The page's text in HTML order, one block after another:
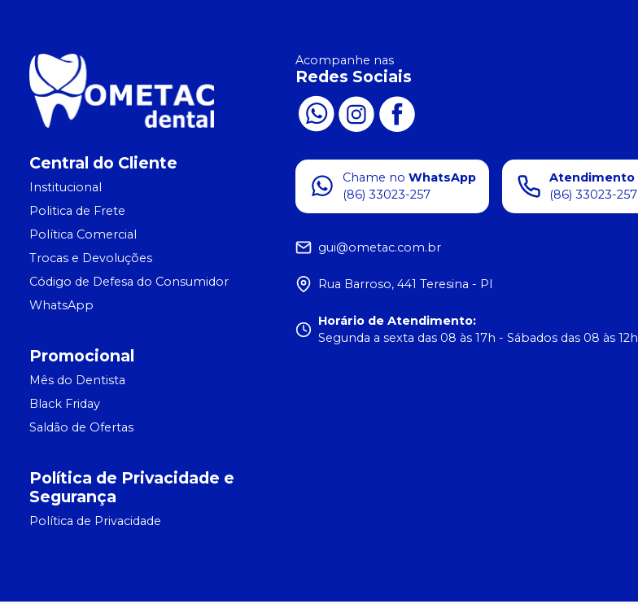
Central do Cliente
Institucional
Politica de Frete
Política Comercial
Trocas e Devoluções
Código de Defesa do Consumidor
WhatsApp
Promocional
Mês do Dentista
Black Friday
Saldão de Ofertas
Política de Privacidade e
Segurança
Política de Privacidade
Acompanhe nas
Redes Sociais
Chame no WhatsApp
(86) 33023-257
Atendimento
(86) 33023-257
gui@ometac.com.br
Rua Barroso, 441 Teresina - PI
Horário de Atendimento:
Segunda a sexta das 08 às 17h - Sábados das 08 às 12h